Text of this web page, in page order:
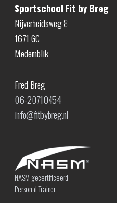
Sportschool Fit by Breg
Nijverheidsweg 8
1671 GC
Medemblik
Fred Breg
06-20710454
info@fitbybreg.nl
NASM gecertificeerd
Personal Trainer